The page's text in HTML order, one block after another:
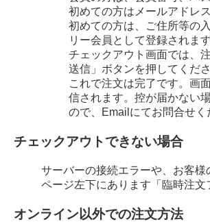
初めての方はメールアドレ
初めての方は、ご住所等の
リー会員として登録されま
チェックアウト画面では、
送信」ボタンを押してくださ
これで注文は完了です。画
信されます。控が届かない
ので、Emailにてお問合せく
チェックアウトできない場合
サーバーの接続エラーや、お客
ページ左下にあります「臨時注
オンライン以外での注文方法